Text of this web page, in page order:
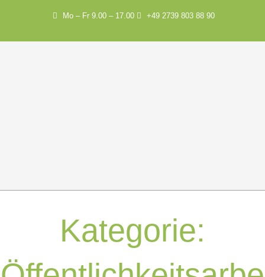
Mo – Fr 9.00 – 17.00 +49 2739 803 88 90
Kategorie: